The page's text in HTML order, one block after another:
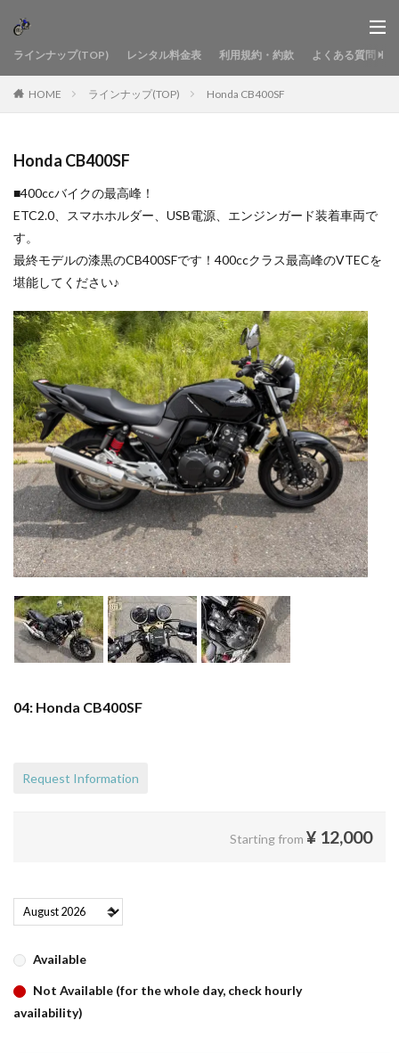
ラインナップ(TOP) レンタル料金表 利用規約・約款 よくある質問
HOME ラインナップ(TOP) Honda CB400SF
Honda CB400SF
■400ccバイクの最高峰！
ETC2.0、スマホホルダー、USB電源、エンジンガード装着車両で
す。
最終モデルの漆黒のCB400SFです！400ccクラス最高峰のVTECを
堪能してください♪
04: Honda CB400SF
Request Information
Starting from ¥ 12,000
Available
Not Available (for the whole day, check hourly
availability)